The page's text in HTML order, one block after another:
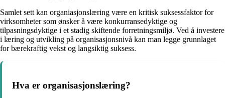
Samlet sett kan organiasjonslæring være en kritisk suksessfaktor for
virksomheter som ønsker å være konkurransedyktige og
tilpasningsdyktige i et stadig skiftende forretningsmiljø. Ved å investere
i læring og utvikling på organisasjonsnivå kan man legge grunnlaget
for bærekraftig vekst og langsiktig suksess.
Hva er organisasjonslæring?